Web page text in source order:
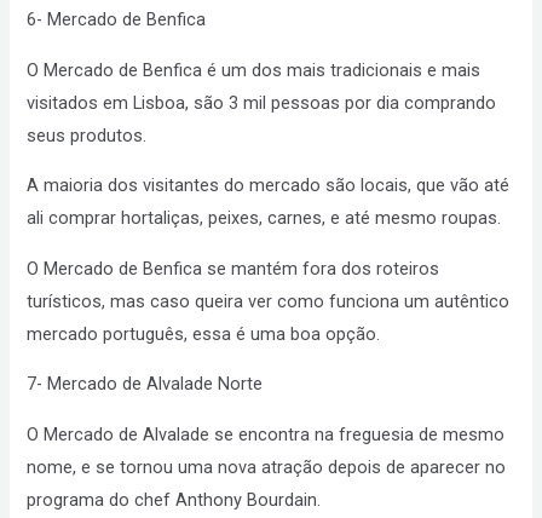
6- Mercado de Benfica
O Mercado de Benfica é um dos mais tradicionais e mais
visitados em Lisboa, são 3 mil pessoas por dia comprando
seus produtos.
A maioria dos visitantes do mercado são locais, que vão até
ali comprar hortaliças, peixes, carnes, e até mesmo roupas.
O Mercado de Benfica se mantém fora dos roteiros
turísticos, mas caso queira ver como funciona um autêntico
mercado português, essa é uma boa opção.
7- Mercado de Alvalade Norte
O Mercado de Alvalade se encontra na freguesia de mesmo
nome, e se tornou uma nova atração depois de aparecer no
programa do chef Anthony Bourdain.